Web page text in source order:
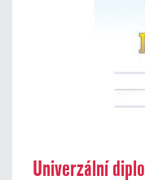
Univerzální